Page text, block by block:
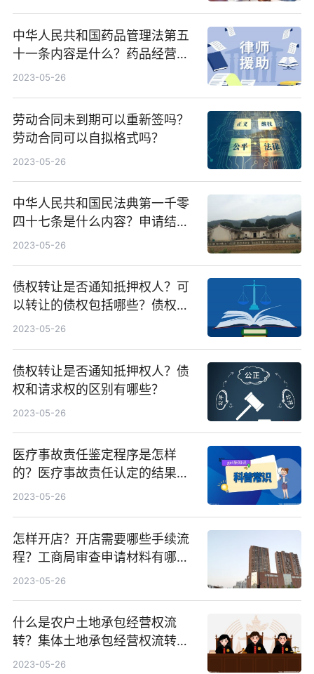
中华人民共和国药品管理法第五
十一条内容是什么？药品经营许
可证的经营范围是什么？
2023-05-26
劳动合同未到期可以重新签吗？
劳动合同可以自拟格式吗？
2023-05-26
中华人民共和国民法典第一千零
四十七条是什么内容？申请结婚
登记流程是什么？
2023-05-26
债权转让是否通知抵押权人？可
以转让的债权包括哪些？债权转
让的对内效力是怎样？
2023-05-26
债权转让是否通知抵押权人？债
权和请求权的区别有哪些？
2023-05-26
医疗事故责任鉴定程序是怎样
的？医疗事故责任认定的结果有
几种类型？
2023-05-26
怎样开店？开店需要哪些手续流
程？工商局审查申请材料有哪
些？
2023-05-26
什么是农户土地承包经营权流
转？集体土地承包经营权流转的
方式是什么？
2023-05-26